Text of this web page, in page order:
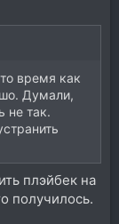
время как
Думали,
не так.
плэйбек на
получилось.